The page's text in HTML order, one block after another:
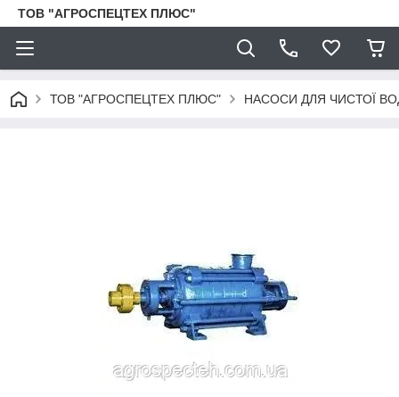
ТОВ "АГРОСПЕЦТЕХ ПЛЮС"
ТОВ "АГРОСПЕЦТЕХ ПЛЮС" НАСОСИ ДЛЯ ЧИСТОЇ